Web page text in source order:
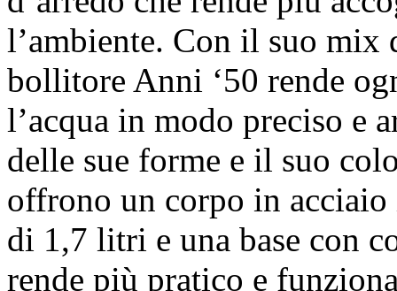
l’ambiente. Con il suo
bollitore Anni ‘50 rende
l’acqua in modo preciso e
delle sue forme e il suo
offrono un corpo in acciaio
di 1,7 litri e una base con
rende più pratico e